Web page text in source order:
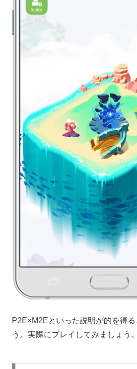
P2E×M2Eといった説明が的を得
う。実際にプレイしてみましょう。